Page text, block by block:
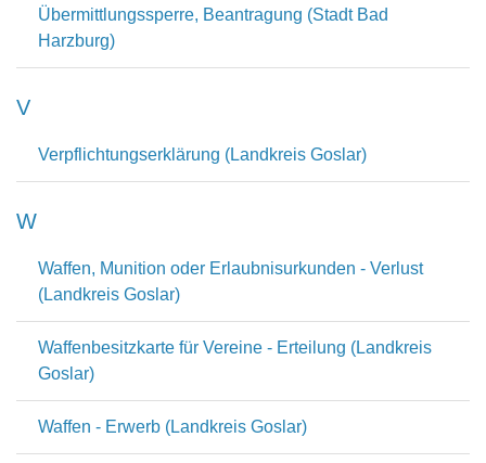
Übermittlungssperre, Beantragung (Stadt Bad
Harzburg)
V
Verpflichtungserklärung (Landkreis Goslar)
W
Waffen, Munition oder Erlaubnisurkunden - Verlust
(Landkreis Goslar)
Waffenbesitzkarte für Vereine - Erteilung (Landkreis
Goslar)
Waffen - Erwerb (Landkreis Goslar)